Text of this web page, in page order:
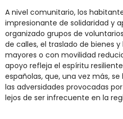
A nivel comunitario, los
impresionante de solidaridad y
organizado grupos de
de calles, el traslado de bienes
mayores o con movilidad
apoyo refleja el espíritu
españolas, que, una vez más,
las adversidades provocadas
lejos de ser infrecuente en la